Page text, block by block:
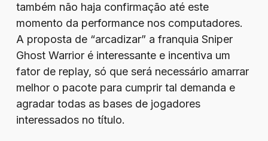
também não haja confirmação até este
momento da performance nos computadores.
A proposta de “arcadizar” a franquia Sniper
Ghost Warrior é interessante e incentiva um
fator de replay, só que será necessário amarrar
melhor o pacote para cumprir tal demanda e
agradar todas as bases de jogadores
interessados no título.